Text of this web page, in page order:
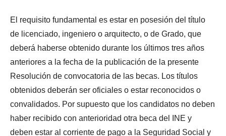
El requisito fundamental es estar en posesión del título
de licenciado, ingeniero o arquitecto, o de Grado, que
deberá haberse obtenido durante los últimos tres años
anteriores a la fecha de la publicación de la presente
Resolución de convocatoria de las becas. Los títulos
obtenidos deberán ser oficiales o estar reconocidos o
convalidados. Por supuesto que los candidatos no deben
haber recibido con anterioridad otra beca del INE y
deben estar al corriente de pago a la Seguridad Social y